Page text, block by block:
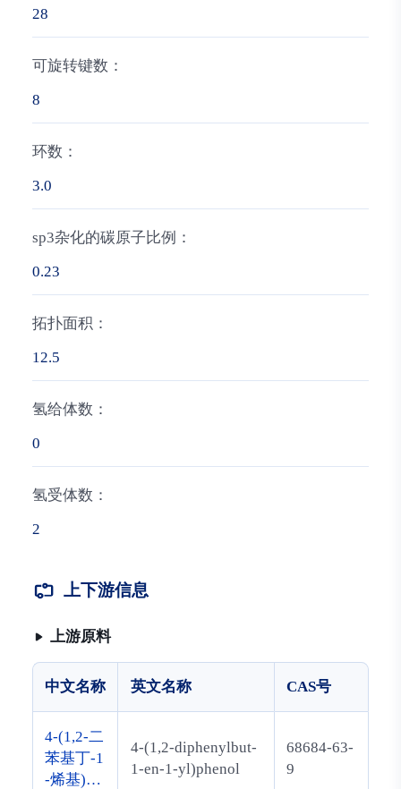
28
可旋转键数：
8
环数：
3.0
sp3杂化的碳原子比例：
0.23
拓扑面积：
12.5
氢给体数：
0
氢受体数：
2
上下游信息
上游原料
中文名称 英文名称 CAS号
4-(1,2-二
苯基丁-1
-烯基)苯
4-(1,2-diphenylbut-
1-en-1-yl)phenol
68684-63-
9